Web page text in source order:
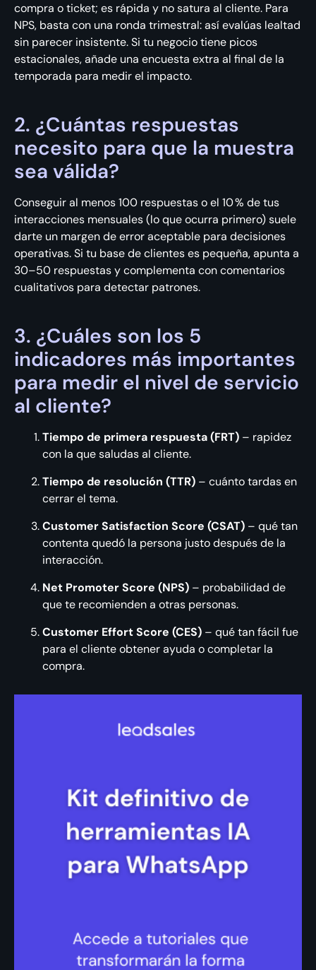
compra o ticket; es rápida y no satura al cliente. Para
NPS, basta con una ronda trimestral: así evalúas lealtad
sin parecer insistente. Si tu negocio tiene picos
estacionales, añade una encuesta extra al final de la
temporada para medir el impacto.
2. ¿Cuántas respuestas
necesito para que la muestra
sea válida?
Conseguir al menos 100 respuestas o el 10 % de tus
interacciones mensuales (lo que ocurra primero) suele
darte un margen de error aceptable para decisiones
operativas. Si tu base de clientes es pequeña, apunta a
30–50 respuestas y complementa con comentarios
cualitativos para detectar patrones.
3. ¿Cuáles son los 5
indicadores más importantes
para medir el nivel de servicio
al cliente?
Tiempo de primera respuesta (FRT) – rapidez
con la que saludas al cliente.
Tiempo de resolución (TTR) – cuánto tardas en
cerrar el tema.
Customer Satisfaction Score (CSAT) – qué tan
contenta quedó la persona justo después de la
interacción.
Net Promoter Score (NPS) – probabilidad de
que te recomienden a otras personas.
Customer Effort Score (CES) – qué tan fácil fue
para el cliente obtener ayuda o completar la
compra.